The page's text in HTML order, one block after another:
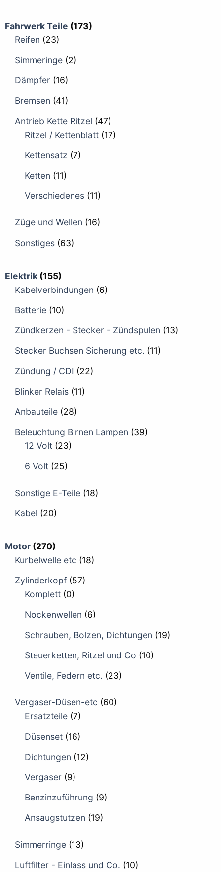
Fahrwerk Teile (173)
Reifen (23)
Simmeringe (2)
Dämpfer (16)
Bremsen (41)
Antrieb Kette Ritzel (47)
Ritzel / Kettenblatt (17)
Kettensatz (7)
Ketten (11)
Verschiedenes (11)
Züge und Wellen (16)
Sonstiges (63)
Elektrik (155)
Kabelverbindungen (6)
Batterie (10)
Zündkerzen - Stecker - Zündspulen (13)
Stecker Buchsen Sicherung etc. (11)
Zündung / CDI (22)
Blinker Relais (11)
Anbauteile (28)
Beleuchtung Birnen Lampen (39)
12 Volt (23)
6 Volt (25)
Sonstige E-Teile (18)
Kabel (20)
Motor (270)
Kurbelwelle etc (18)
Zylinderkopf (57)
Komplett (0)
Nockenwellen (6)
Schrauben, Bolzen, Dichtungen (19)
Steuerketten, Ritzel und Co (10)
Ventile, Federn etc. (23)
Vergaser-Düsen-etc (60)
Ersatzteile (7)
Düsenset (16)
Dichtungen (12)
Vergaser (9)
Benzinzuführung (9)
Ansaugstutzen (19)
Simmerringe (13)
Luftfilter - Einlass und Co. (10)